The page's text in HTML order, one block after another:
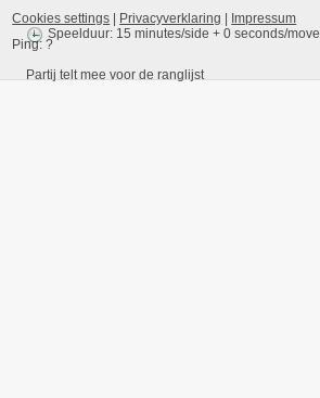
Speelduur: 15 minutes/side + 0 seconds/move
Partij telt mee voor de ranglijst
Cookies settings Privacyverklaring
Impressum
Ping:?